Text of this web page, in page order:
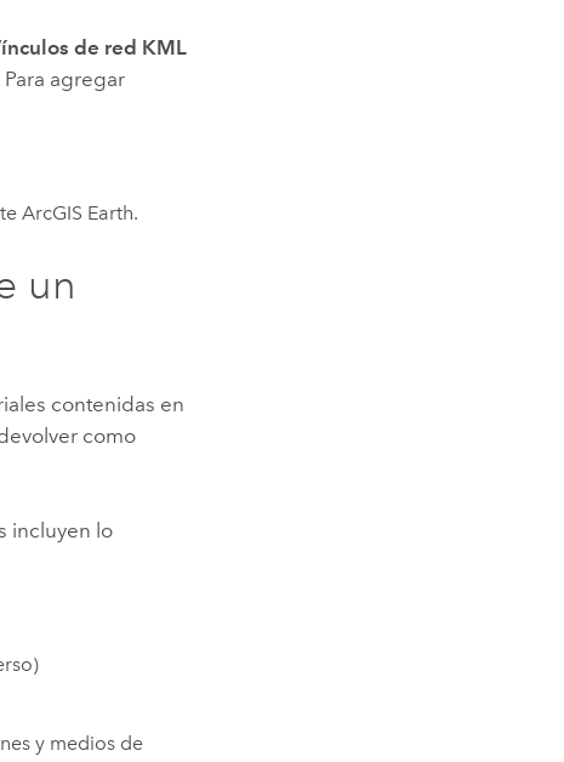
de red KML
agregar
ArcGIS Earth.
un
contenidas en
como
incluyen lo
y medios de